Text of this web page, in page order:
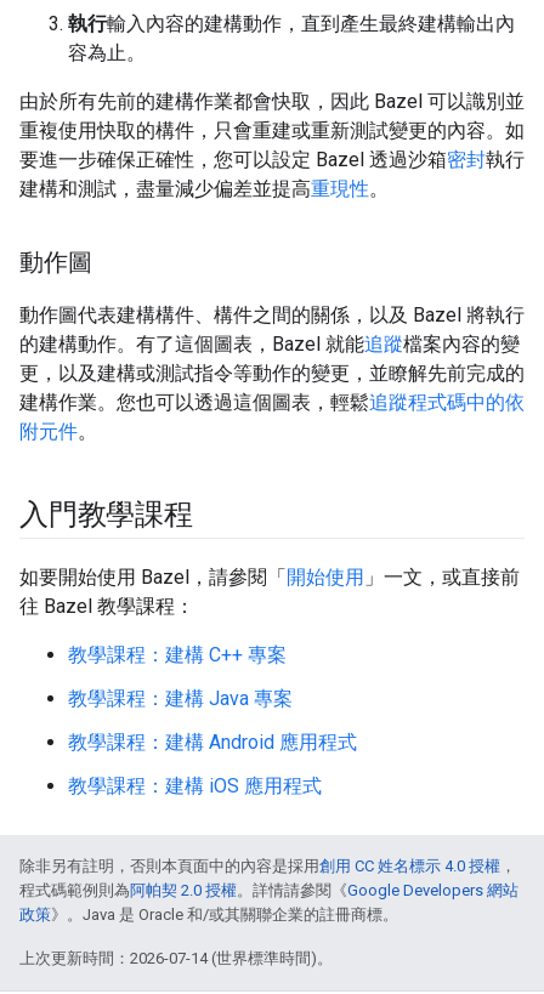
執行輸入內容的建構動作，直到產生最終建構輸出內
容為止。
由於所有先前的建構作業都會快取，因此 Bazel 可以識別並
重複使用快取的構件，只會重建或重新測試變更的內容。如
要進一步確保正確性，您可以設定 Bazel 透過沙箱密封執行
建構和測試，盡量減少偏差並提高重現性。
動作圖
動作圖代表建構構件、構件之間的關係，以及 Bazel 將執行
的建構動作。有了這個圖表，Bazel 就能追蹤檔案內容的變
更，以及建構或測試指令等動作的變更，並瞭解先前完成的
建構作業。您也可以透過這個圖表，輕鬆追蹤程式碼中的依
附元件。
入門教學課程
如要開始使用 Bazel，請參閱「開始使用 」一文，或直接前
往 Bazel 教學課程：
教學課程：建構 C++ 專案
教學課程：建構 Java 專案
教學課程：建構 Android 應用程式
教學課程：建構 iOS 應用程式
除非另有註明，否則本頁面中的內容是採用創用 CC 姓名標示 4.0 授權 ，
程式碼範例則為阿帕契 2.0 授權。詳情請參閱《Google Developers 網站
政策》。Java 是 Oracle 和/或其關聯企業的註冊商標。
上次更新時間：2026-07-14 (世界標準時間)。